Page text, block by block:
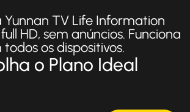
TV Life Information
HD, sem anúncios. Funciona
todos os dispositivos.
o Plano Ideal